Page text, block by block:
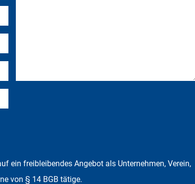
ein freibleibendes Angebot als Unternehmen, Verein,
von § 14 BGB tätige.